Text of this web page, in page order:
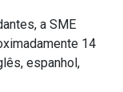
a SME
14
espanhol,